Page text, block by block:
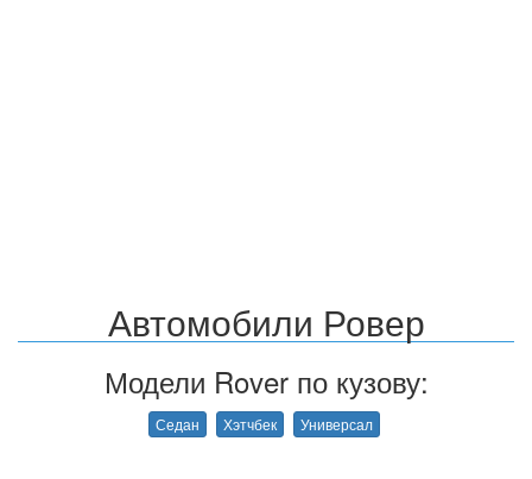
Автомобили Ровер
Модели Rover по кузову:
Седан Хэтчбек Универсал